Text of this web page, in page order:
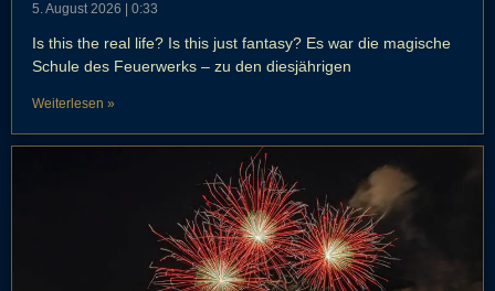
5. August 2026 0:33
Is this the real life? Is this just fantasy? Es war die magische
Schule des Feuerwerks – zu den diesjährigen
Weiterlesen »